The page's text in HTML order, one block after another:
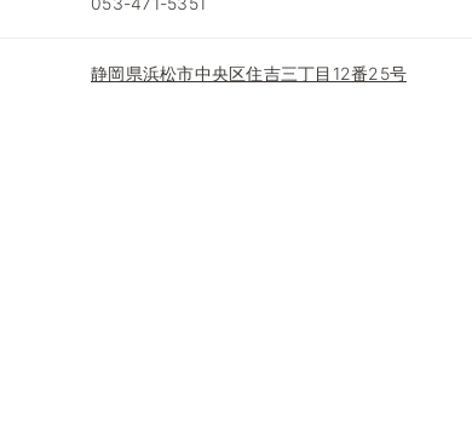
静岡県浜松市中央区住吉三丁目12番25号